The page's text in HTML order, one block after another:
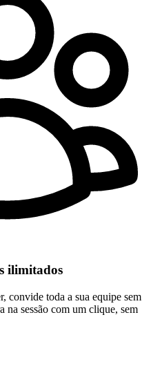
ilimitados
convide toda a sua equipe sem
na sessão com um clique, sem